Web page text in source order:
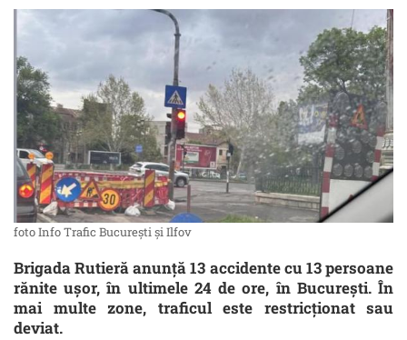
foto Info Trafic București și Ilfov
Brigada Rutieră anunță 13 accidente cu 13 persoane
rănite ușor, în ultimele 24 de ore, în București. În
mai multe zone, traficul este restricționat sau
deviat.